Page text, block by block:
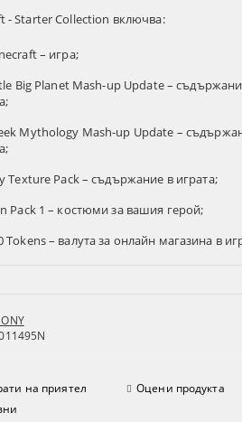
- Starter Collection включва:
– игра;
Big Planet Mash-up Update –
Mythology Mash-up Update –
Texture Pack – съдържание в играта;
Pack 1 – костюми за вашия герой;
Tokens – валута за онлайн магазина в
на приятел
Оцени продукта